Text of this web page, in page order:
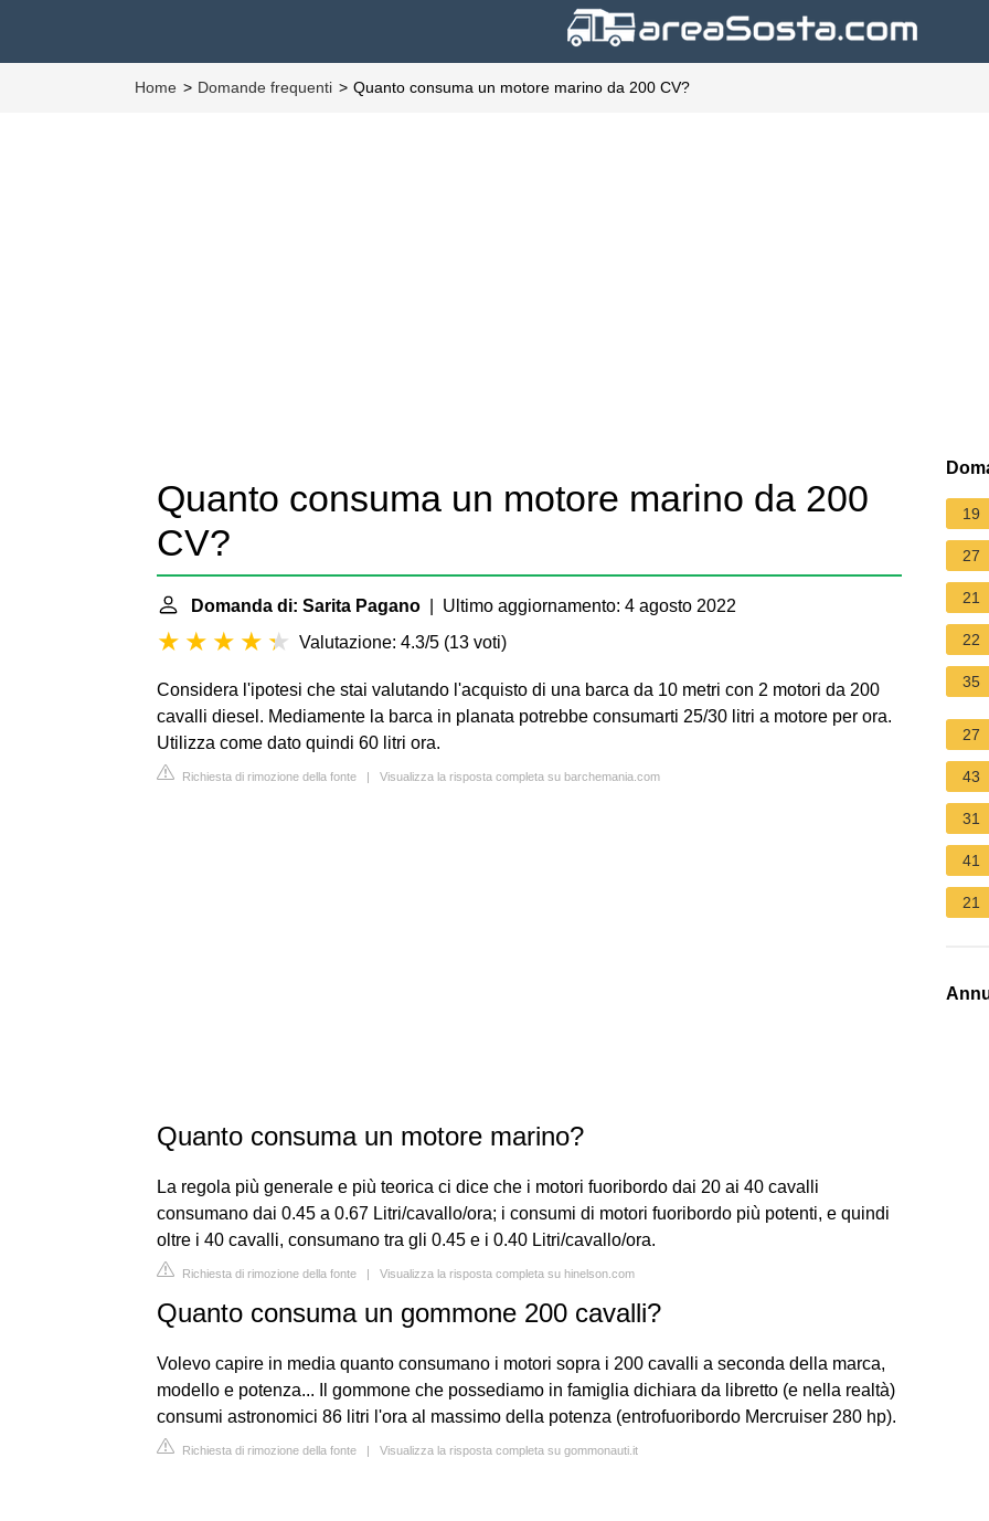
Home Domande frequenti Quanto consuma un motore marino da 200 CV?
Quanto consuma un motore marino da 200
CV?
Domanda di: Sarita Pagano | Ultimo aggiornamento: 4 agosto 2022
Valutazione: 4.3/5 (13 voti)
Considera l'ipotesi che stai valutando l'acquisto di una barca da 10 metri con 2 motori da 200
cavalli diesel. Mediamente la barca in planata potrebbe consumarti 25/30 litri a motore per ora.
Utilizza come dato quindi 60 litri ora.
Richiesta di rimozione della fonte | Visualizza la risposta completa su barchemania.com
Quanto consuma un motore marino?
La regola più generale e più teorica ci dice che i motori fuoribordo dai 20 ai 40 cavalli
consumano dai 0.45 a 0.67 Litri/cavallo/ora; i consumi di motori fuoribordo più potenti, e quindi
oltre i 40 cavalli, consumano tra gli 0.45 e i 0.40 Litri/cavallo/ora.
Richiesta di rimozione della fonte | Visualizza la risposta completa su hinelson.com
Quanto consuma un gommone 200 cavalli?
Volevo capire in media quanto consumano i motori sopra i 200 cavalli a seconda della marca,
modello e potenza... Il gommone che possediamo in famiglia dichiara da libretto (e nella realtà)
consumi astronomici 86 litri l'ora al massimo della potenza (entrofuoribordo Mercruiser 280 hp).
Richiesta di rimozione della fonte | Visualizza la risposta completa su gommonauti.it
19
27
21
22
35
27
43
31
41
21